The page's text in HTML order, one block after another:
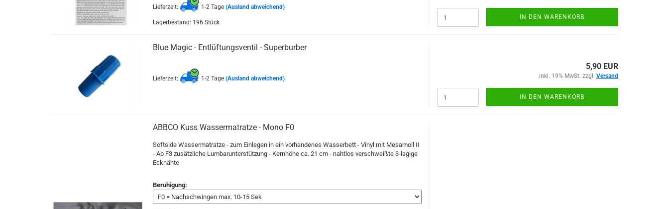
Kitchenline - Stricker
Lieferzeit: 1-2 Tage (Ausland abweichend)
Lagerbestand: 196 Stück
IN DEN WARENKORB
Blue Magic - Entlüftungsventil - Superburber
Lieferzeit: 1-2 Tage (Ausland abweichend)
5,90 EUR
inkl. 19% MwSt. zzgl. Versand
IN DEN WARENKORB
ABBCO Kuss Wassermatratze - Mono F0
Softside Wassermatratze - zum Einlegen in ein vorhandenes Wasserbett - Vinyl mit Mesamoll II
- Ab F3 zusätzliche Lumbarunterstützung - Kernhöhe ca. 21 cm - nahtlos verschweißte 3-lagige
Ecknähte
Beruhigung: